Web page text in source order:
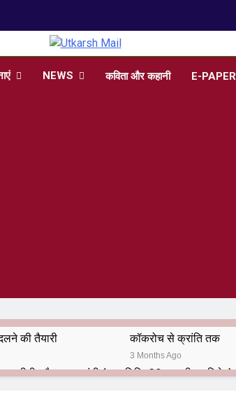
NEWS कविता और कहानी E-PAPER
की तैयारी कॉकरोच से क्रांति तक
3 Months Ago
भारतीय राजनीति में आज भी प्रासांगिक एव अद्वीतीय है महात्मा गांधी (पुण्य तिथि-30 जनवरी पर विशेष)